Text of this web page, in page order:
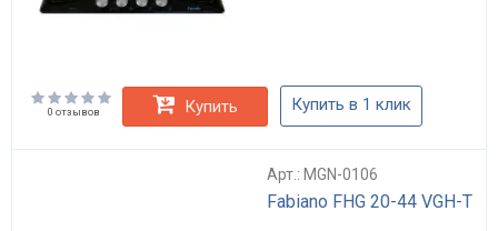
0 отзывов Купить Купить в 1 клик
Арт.: MGN-0106
Fabiano FHG 20-44 VGH-T